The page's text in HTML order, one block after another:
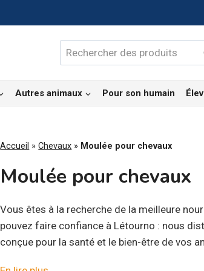
Rechercher :
Autres animaux Pour son humain
Accueil »Chevaux » Moulée pour chevaux
Moulée pour chevaux
Vous êtes à la recherche de la meilleure
pouvez faire confiance à Létourno : nous
conçue pour la santé et le bien-être de vos
Vous trouverez parmi nos produits une